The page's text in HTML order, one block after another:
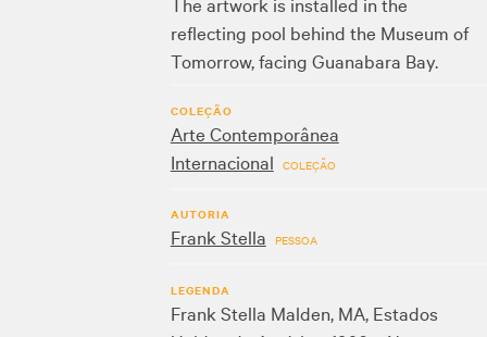
reflecting pool behind the Museum of
Tomorrow, facing Guanabara Bay.
COLEÇÃO
Arte Contemporânea
Internacional
COLEÇÃO
AUTORIA
Frank Stella PESSOA
LEGENDA
Frank Stella Malden, MA, Estados